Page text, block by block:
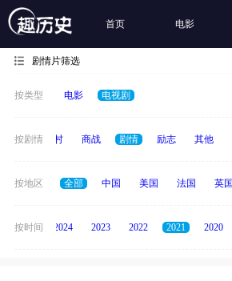
首页 电影
剧情片筛选
按类型 电影 电视剧
按剧情
历史 乡村 商战 剧情 励志 其他
按地区 全部 中国 美国 法国 英国
按时间
2025 2024 2023 2022 2021 2020